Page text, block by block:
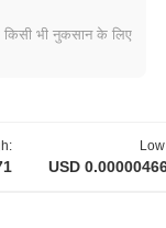
USD
है?
यह आंकड़ा 999 979 908
कैसा प्रदर्शन
किसी भी नुकसान के लिए